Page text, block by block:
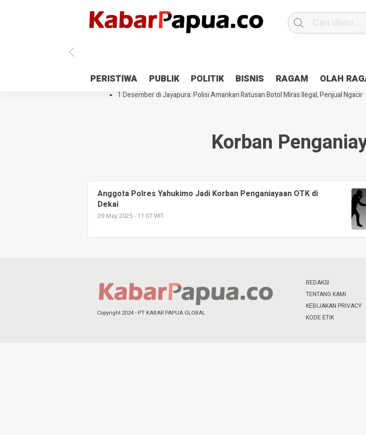
PERISTIWA PUBLIK POLITIK BISNIS RAGAM OLAH
Antisipasi 1 Desember, TNI Polri Patroli 2×24 jam di Kota Jayapura
Pesan Sejuk
Gedung Perpustakaan SMPN 5 Sentani Terbakar
Hibah Pilkada Jayapura Cair
1 Desember di Jayapura: Polisi Amankan Ratusan Botol Miras Ilegal, Penjual Ngacir
Korban
Anggota Polres Yahukimo Jadi Korban Penganiayaan OTK di
Dekai
29 May 2025 - 11:07 WIT
Copyright 2024 - PT KABAR PAPUA GLOBAL
REDAKSI
TENTANG KAMI
KEBIJAKAN PRIVACY
KODE ETIK